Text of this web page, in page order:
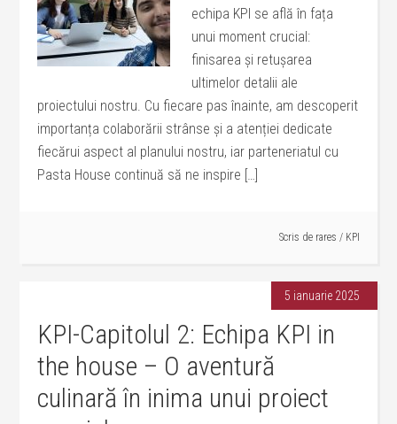
echipa KPI se află în fața
unui moment crucial:
finisarea și retușarea
ultimelor detalii ale
proiectului nostru. Cu fiecare pas înainte, am descoperit
importanța colaborării strânse și a atenției dedicate
fiecărui aspect al planului nostru, iar parteneriatul cu
Pasta House continuă să ne inspire […]
Scris de rares / KPI
5 ianuarie 2025
KPI-Capitolul 2: Echipa KPI in
the house – O aventură
culinară în inima unui proiect